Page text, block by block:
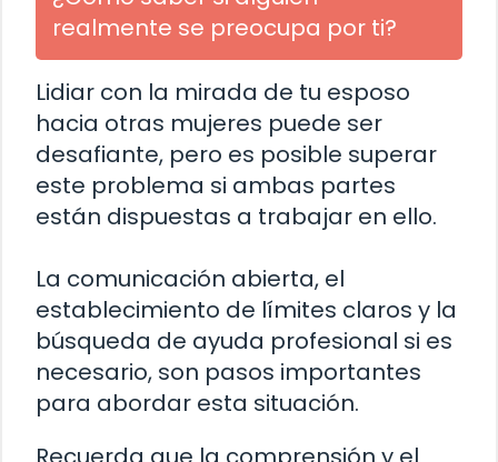
realmente se preocupa por ti?
Lidiar con la mirada de tu esposo
hacia otras mujeres puede ser
desafiante, pero es posible superar
este problema si ambas partes
están dispuestas a trabajar en ello.
La comunicación abierta, el
establecimiento de límites claros y la
búsqueda de ayuda profesional si es
necesario, son pasos importantes
para abordar esta situación.